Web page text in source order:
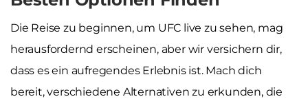
Die Reise zu beginnen, um UFC live zu sehen, mag
herausfordernd erscheinen, aber wir versichern dir,
dass es ein aufregendes Erlebnis ist. Mach dich
bereit, verschiedene Alternativen zu erkunden, die